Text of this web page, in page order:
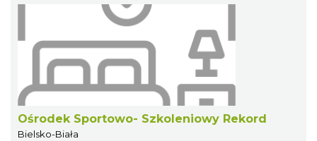
Ośrodek Sportowo- Szkoleniowy Rekord
Bielsko-Biała